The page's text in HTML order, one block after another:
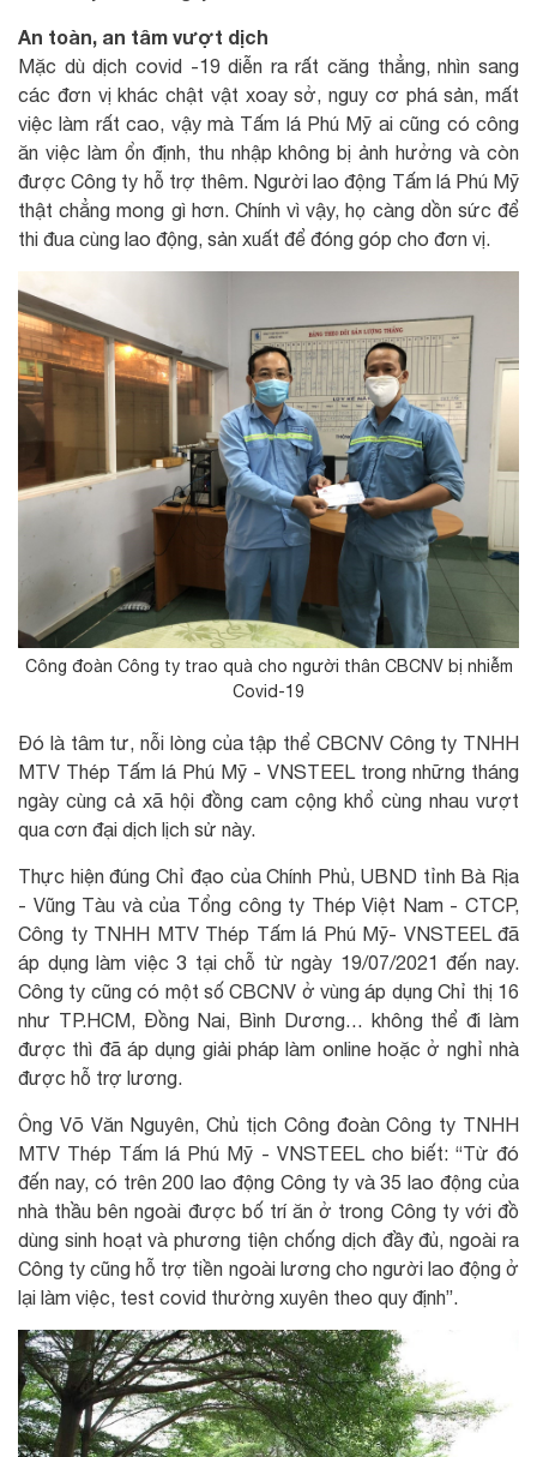
An toàn, an tâm vượt dịch
Mặc dù dịch covid -19 diễn ra rất căng thẳng, nhìn sang
các đơn vị khác chật vật xoay sở, nguy cơ phá sản, mất
việc làm rất cao, vậy mà Tấm lá Phú Mỹ ai cũng có công
ăn việc làm ổn định, thu nhập không bị ảnh hưởng và còn
được Công ty hỗ trợ thêm. Người lao động Tấm lá Phú Mỹ
thật chẳng mong gì hơn. Chính vì vậy, họ càng dồn sức để
thi đua cùng lao động, sản xuất để đóng góp cho đơn vị.
Công đoàn Công ty trao quà cho người thân CBCNV bị nhiễm
Covid-19
Đó là tâm tư, nỗi lòng của tập thể CBCNV Công ty TNHH
MTV Thép Tấm lá Phú Mỹ - VNSTEEL trong những tháng
ngày cùng cả xã hội đồng cam cộng khổ cùng nhau vượt
qua cơn đại dịch lịch sử này.
Thực hiện đúng Chỉ đạo của Chính Phủ, UBND tỉnh Bà Rịa
- Vũng Tàu và của Tổng công ty Thép Việt Nam - CTCP,
Công ty TNHH MTV Thép Tấm lá Phú Mỹ- VNSTEEL đã
áp dụng làm việc 3 tại chỗ từ ngày 19/07/2021 đến nay.
Công ty cũng có một số CBCNV ở vùng áp dụng Chỉ thị 16
như TP.HCM, Đồng Nai, Bình Dương… không thể đi làm
được thì đã áp dụng giải pháp làm online hoặc ở nghỉ nhà
được hỗ trợ lương.
Ông Võ Văn Nguyên, Chủ tịch Công đoàn Công ty TNHH
MTV Thép Tấm lá Phú Mỹ - VNSTEEL cho biết: “Từ đó
đến nay, có trên 200 lao động Công ty và 35 lao động của
nhà thầu bên ngoài được bố trí ăn ở trong Công ty với đồ
dùng sinh hoạt và phương tiện chống dịch đầy đủ, ngoài ra
Công ty cũng hỗ trợ tiền ngoài lương cho người lao động ở
lại làm việc, test covid thường xuyên theo quy định”.